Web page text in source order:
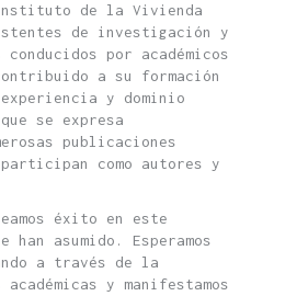
de la Vivienda
de investigación y
por académicos
a su formación
experiencia y dominio
se expresa
publicaciones
como autores y
éxito en este
asumido. Esperamos
a través de la
y manifestamos